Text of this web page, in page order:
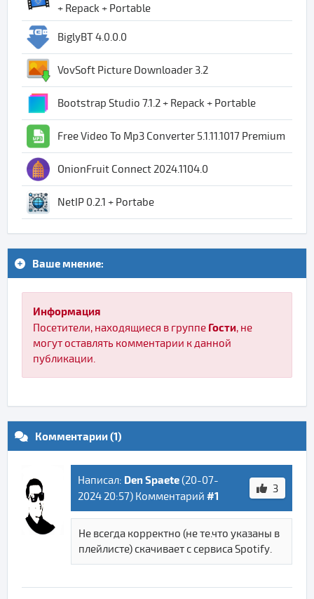
+ Repack + Portable
BiglyBT 4.0.0.0
VovSoft Picture Downloader 3.2
Bootstrap Studio 7.1.2 + Repack + Portable
Free Video To Mp3 Converter 5.1.11.1017 Premium
OnionFruit Connect 2024.1104.0
NetIP 0.2.1 + Portabe
Ваше мнение:
Информация
Посетители, находящиеся в группе Гости, не
могут оставлять комментарии к данной
публикации.
Комментарии (1)
Написал: Den Spaete(20-07-
2024 20:57) Комментарий #1
3
Не всегда корректно (не те.что указаны в
плейлисте) скачивает с сервиса Spotify.